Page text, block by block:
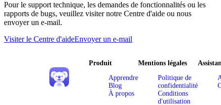
Pour le support technique, les demandes de fonctionnalités ou les
rapports de bugs, veuillez visiter notre Centre d'aide ou nous
envoyer un e-mail.
Visiter le Centre d'aideEnvoyer un e-mail
Produit
Apprendre
Blog
À propos
Mentions légales
Politique de
confidentialité
Conditions
d'utilisation